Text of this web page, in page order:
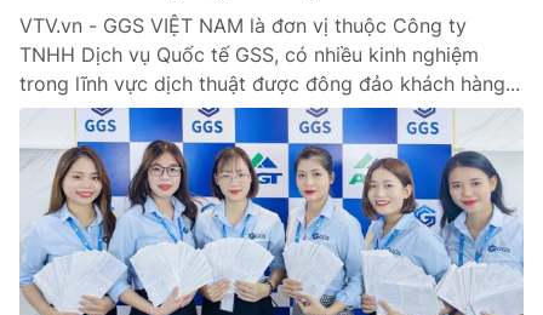
VTV.vn - GGS VIỆT NAM là đơn vị thuộc Công ty
TNHH Dịch vụ Quốc tế GSS, có nhiều kinh nghiệm
trong lĩnh vực dịch thuật được đông đảo khách hàng...